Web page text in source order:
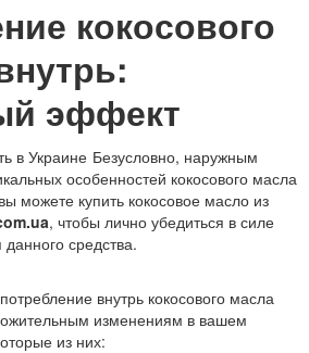
кокосового
эффект
Безусловно, наружным
особенностей кокосового масла
можете купить кокосовое масло из
, чтобы лично убедиться в силе
данного средства.
внутрь кокосового масла
изменениям в вашем
из них: